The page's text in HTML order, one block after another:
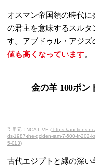
オスマン帝国領の時代
の君主を意味するスルタ
す。アブドゥル・アジズ
値も高くなっています。
金の羊 100ポン
引用元：NCA LIVE ( https://
ds-1987-the-golden-ram-7-500-fr-202-
5-013)
古代エジプトと縁の深